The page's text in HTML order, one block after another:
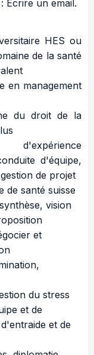
Écrire un email.
HES ou
de la santé
en management
du droit de la
d'équipe,
de projet
de santé suisse
vision
et
du stress
et de
et de